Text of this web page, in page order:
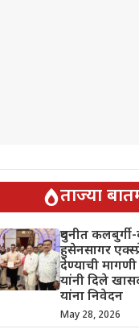
ताज्या
दुधनीत
हुसेनसागर
देण्याची मागणी
यांनी दिले
यांना निवेदन
May 28, 2026